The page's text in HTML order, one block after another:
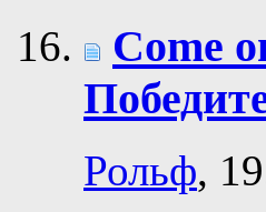
Come
Рольф,